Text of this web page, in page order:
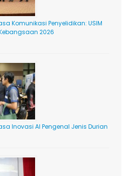
Komunikasi Penyelidikan: USIM
2026
Inovasi AI Pengenal Jenis Durian